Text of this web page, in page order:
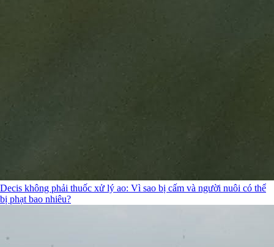
Decis không phải thuốc xử lý ao: Vì sao bị cấm và người nuôi có thể
bị phạt bao nhiêu?